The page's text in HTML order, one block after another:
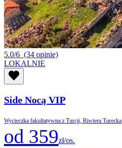
5.0/6 (34 opinie)
LOKALNIE
Side Nocą VIP
Wycieczka fakultatywna z Turcji, Riwiera Turecka
od 359zł/os.